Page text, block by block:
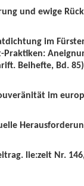
und ewige
im
Praktiken:
Beihefte, Bd.
im
lie:zeit Nr.